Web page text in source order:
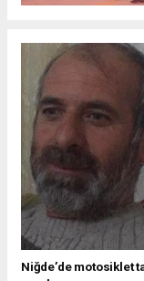
Niğde’de motosiklet